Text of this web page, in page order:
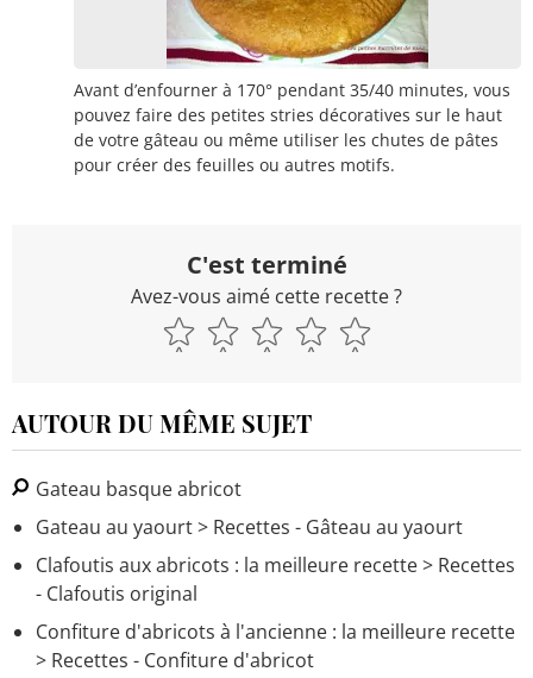
Avant d’enfourner à 170° pendant 35/40 minutes, vous
pouvez faire des petites stries décoratives sur le haut
de votre gâteau ou même utiliser les chutes de pâtes
pour créer des feuilles ou autres motifs.
C'est terminé
Avez-vous aimé cette recette ?
AUTOUR DU MÊME SUJET
Gateau basque abricot
Gateau au yaourt> Recettes - Gâteau au yaourt
Clafoutis aux abricots : la meilleure recette> Recettes
- Clafoutis original
Confiture d'abricots à l'ancienne : la meilleure recette
> Recettes - Confiture d'abricot